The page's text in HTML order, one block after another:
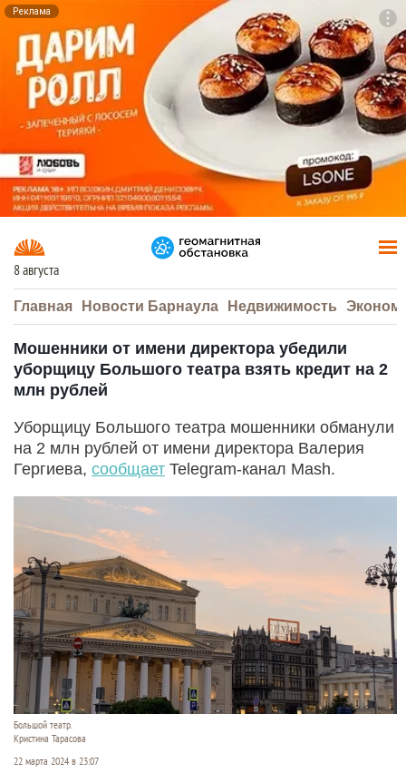
Реклама
8 августа
Главная Новости Барнаула Недвижимость
Мошенники от имени директора убедили
уборщицу Большого театра взять кредит на 2
млн рублей
Уборщицу Большого театра мошенники обманули
на 2 млн рублей от имени директора Валерия
Гергиева, сообщает Telegram-канал Mash.
Большой театр.
Кристина Тарасова
22 марта 2024 в 23:07